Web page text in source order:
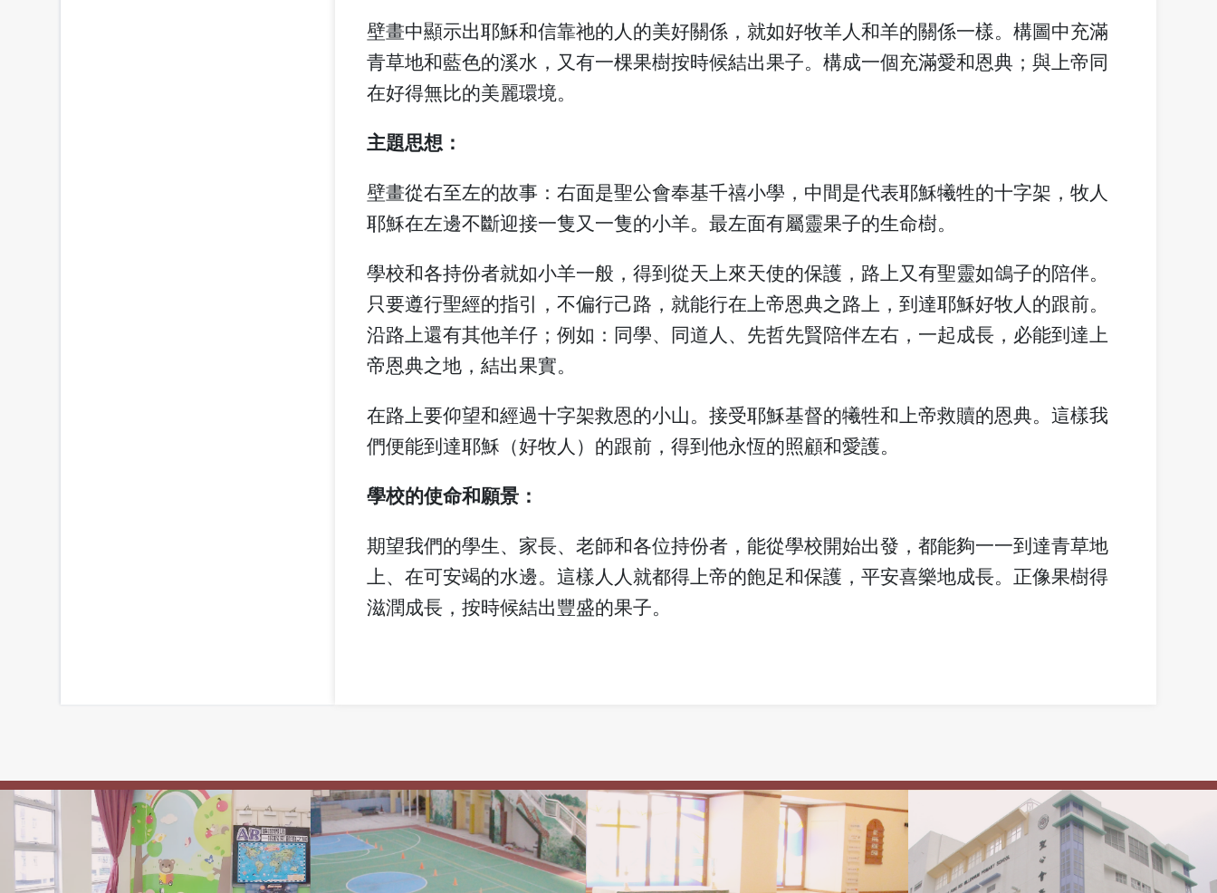
壁畫中顯示出耶穌和信靠祂的人的美好關係，就如好牧羊人和羊的關係一樣。構圖中充滿
青草地和藍色的溪水，又有一棵果樹按時候結出果子。構成一個充滿愛和恩典；與上帝同
在好得無比的美麗環境。
主題思想：
壁畫從右至左的故事：右面是聖公會奉基千禧小學，中間是代表耶穌犧牲的十字架，牧人
耶穌在左邊不斷迎接一隻又一隻的小羊。最左面有屬靈果子的生命樹。
學校和各持份者就如小羊一般，得到從天上來天使的保護，路上又有聖靈如鴿子的陪伴。
只要遵行聖經的指引，不偏行己路，就能行在上帝恩典之路上，到達耶穌好牧人的跟前。
沿路上還有其他羊仔；例如：同學、同道人、先哲先賢陪伴左右，一起成長，必能到達上
帝恩典之地，結出果實。
在路上要仰望和經過十字架救恩的小山。接受耶穌基督的犧牲和上帝救贖的恩典。這樣我
們便能到達耶穌（好牧人）的跟前，得到他永恆的照顧和愛護。
學校的使命和願景：
期望我們的學生、家長、老師和各位持份者，能從學校開始出發，都能夠一一到達青草地
上、在可安竭的水邊。這樣人人就都得上帝的飽足和保護，平安喜樂地成長。正像果樹得
滋潤成長，按時候結出豐盛的果子。